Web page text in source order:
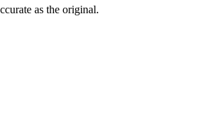
as the original.